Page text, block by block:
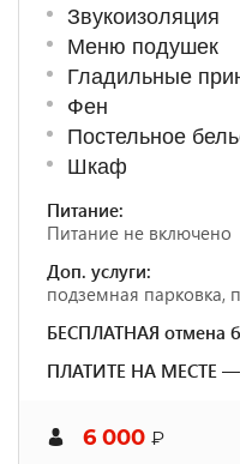
Звукоизоляция
Меню подушек
Гладильные
Фен
Постельное
Шкаф
Питание:
Питание не включено
Доп. услуги:
подземная парковка,
БЕСПЛАТНАЯ отмена
ПЛАТИТЕ НА МЕСТЕ —
6 000 ₽